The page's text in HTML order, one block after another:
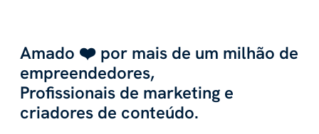
Amado ❤️ por mais de um milhão de
empreendedores,
Profissionais de marketing e
criadores de conteúdo.